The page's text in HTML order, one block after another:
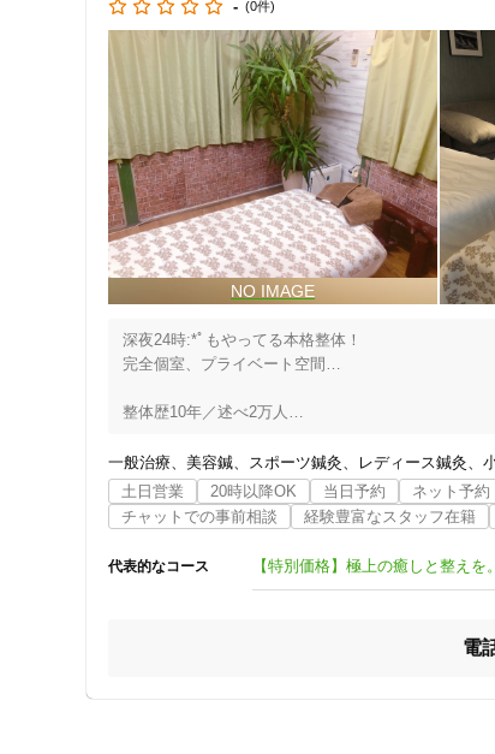
- (0件)
深夜24時:*ﾟもやってる本格整体！
完全個室、プライベート空間…
整体歴10年／述べ2万人
鍼灸国家資格取得済み
￣￣￣￣￣￣￣￣￣￣
沖尚出身、野球歴20年以上
こんにちは！オーナーの宮城です。整体（マッサ
寄り添ってきました。
一般治療 美容鍼 スポーツ鍼灸 レディース鍼灸
土日営業
20時以降OK 当日予約 ネット予約
チャットでの事前相談
経験豊富なスタッフ在籍
代表的なコース 【特別価格】極上の癒しと整え
電